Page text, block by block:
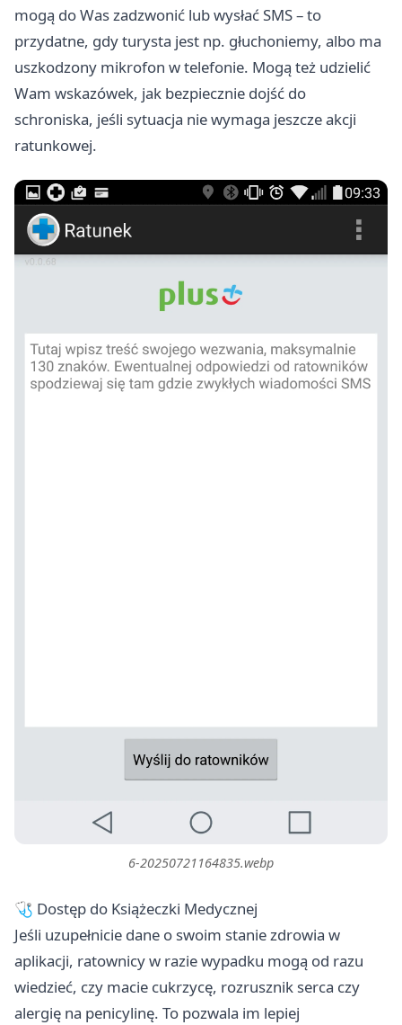
mogą do Was zadzwonić lub wysłać SMS – to
przydatne, gdy turysta jest np. głuchoniemy, albo ma
uszkodzony mikrofon w telefonie. Mogą też udzielić
Wam wskazówek, jak bezpiecznie dojść do
schroniska, jeśli sytuacja nie wymaga jeszcze akcji
ratunkowej.
6-20250721164835.webp
🩺 Dostęp do Książeczki Medycznej
Jeśli uzupełnicie dane o swoim stanie zdrowia w
aplikacji, ratownicy w razie wypadku mogą od razu
wiedzieć, czy macie cukrzycę, rozrusznik serca czy
alergię na penicylinę. To pozwala im lepiej